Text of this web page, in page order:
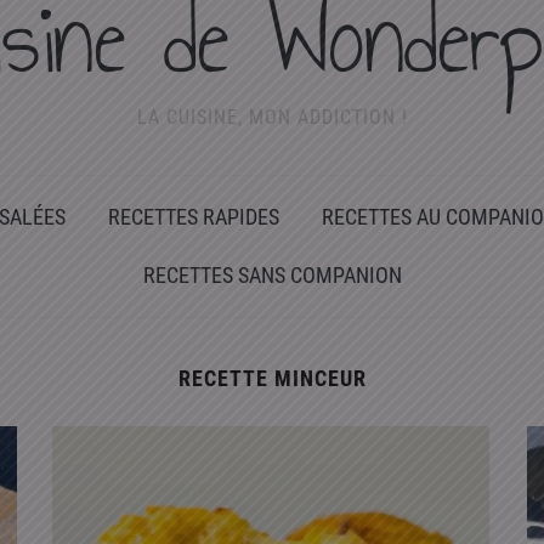
de
LA CUISINE, MON ADDICTION !
RECETTES RAPIDES RECETTES AU
RECETTES SANS COMPANION
RECETTE MINCEUR